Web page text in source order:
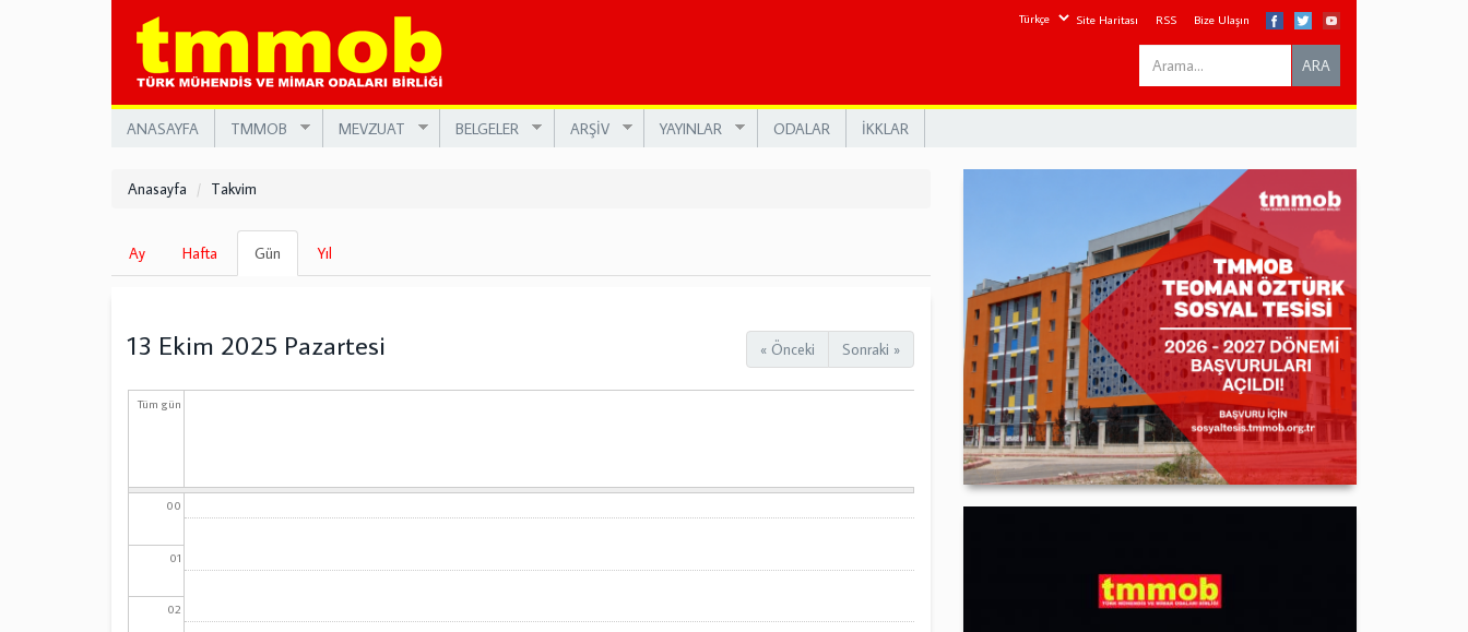
Site Haritası RSS Bize Ulaşın
Search
this
ARA
ANASAYFA TMMOB MEVZUAT BELGELER ARŞİV YAYINLAR ODALAR İKKLAR
Anasayfa Takvim
Birincil
sekmeler
Ay Hafta Gün
sekme)
Yıl
« Önceki Sonraki »
13 Ekim 2025 Pazartesi
Tüm gün
00
01
02